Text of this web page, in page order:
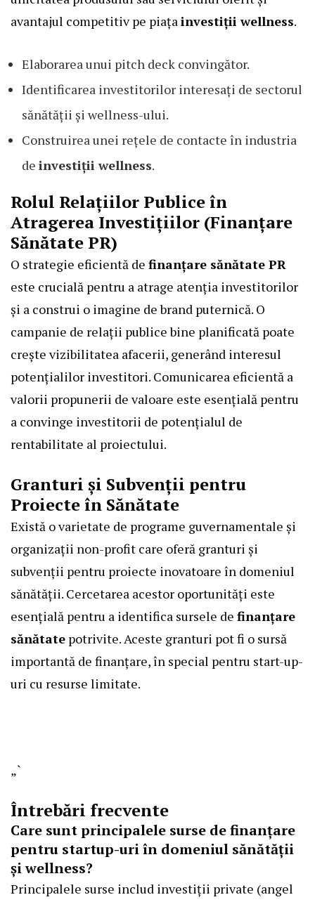
avantajul competitiv pe piațainvestiții wellness.
Elaborarea unui pitch deck convingător.
Identificarea investitorilor interesați de sectorul
sănătății și wellness-ului.
Construirea unei rețele de contacte în industria
de investiții wellness.
Rolul Relațiilor Publice în
Atragerea Investițiilor (Finanțare
Sănătate PR)
O strategie eficientă de finanțare sănătate PR
este crucială pentru a atrage atenția investitorilor
și a construi o imagine de brand puternică. O
campanie de relații publice bine planificată poate
crește vizibilitatea afacerii, generând interesul
potențialilor investitori. Comunicarea eficientă a
valorii propunerii de valoare este esențială pentru
a convinge investitorii de potențialul de
rentabilitate al proiectului.
Granturi și Subvenții pentru
Proiecte în Sănătate
Există o varietate de programe guvernamentale și
organizații non-profit care oferă granturi și
subvenții pentru proiecte inovatoare în domeniul
sănătății. Cercetarea acestor oportunități este
esențială pentru a identifica sursele de finanțare
sănătate potrivite. Aceste granturi pot fi o sursă
importantă de finanțare, în special pentru start-up-
uri cu resurse limitate.
„`
Întrebări frecvente
Care sunt principalele surse de finanțare
pentru startup-uri în domeniul sănătății
și wellness?
Principalele surse includ investiții private (angel